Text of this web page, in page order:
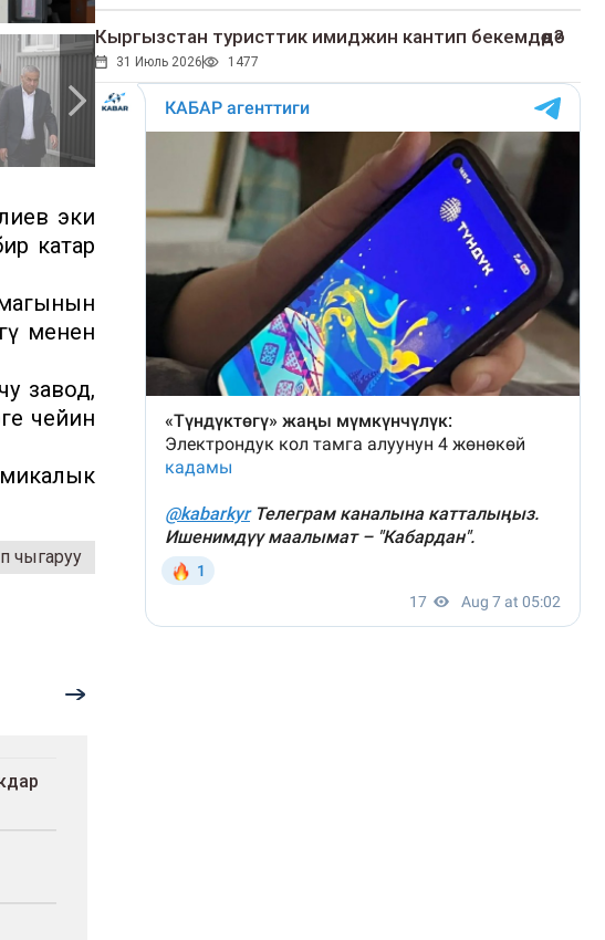
эки
катар
менен
завод,
чейин
чыгаруу
Кыргызстан туристтик имиджин кантип бекемдөөдө?
31 Июль 2026 1477